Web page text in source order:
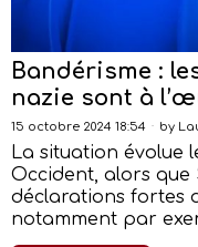
Bandérisme :
nazie sont à
15 octobre 2024 18:54 by
La situation évolue
Occident, alors que
déclarations fortes
notamment par